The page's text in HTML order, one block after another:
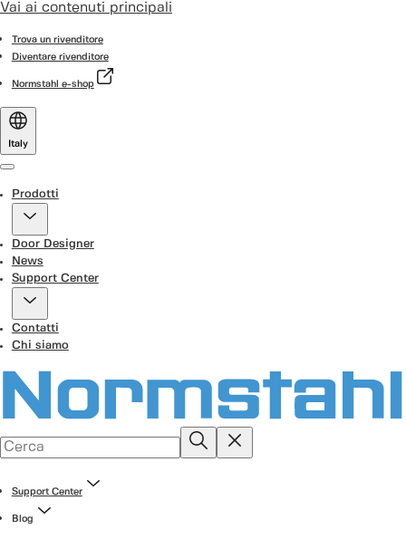
Vai ai contenuti principali
Trova un rivenditore
Diventare rivenditore
Normstahl e-shop
Italy
Prodotti
Door Designer
News
Support Center
Contatti
Chi siamo
Support Center
Blog